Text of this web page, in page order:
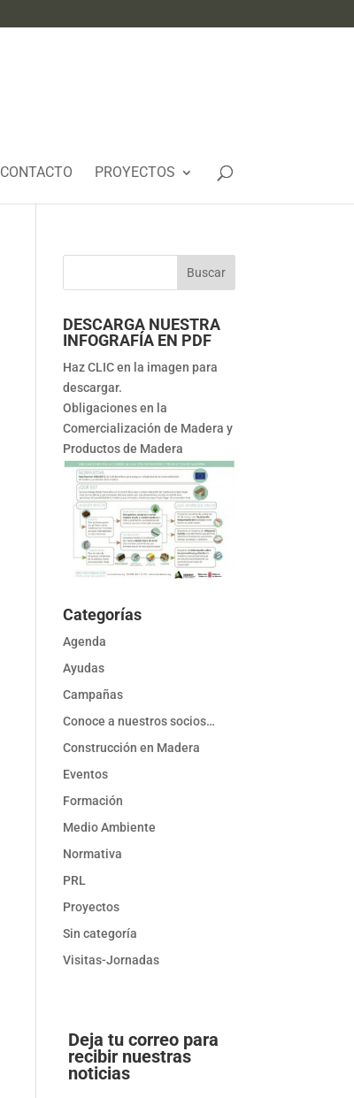
CONTACTO PROYECTOS
DESCARGA NUESTRA
INFOGRAFÍA EN PDF
Haz CLIC en la imagen para
descargar.
Obligaciones en la
Comercialización de Madera y
Productos de Madera
Categorías
Agenda
Ayudas
Campañas
Conoce a nuestros socios…
Construcción en Madera
Eventos
Formación
Medio Ambiente
Normativa
PRL
Proyectos
Sin categoría
Visitas-Jornadas
Deja tu correo para
recibir nuestras
noticias